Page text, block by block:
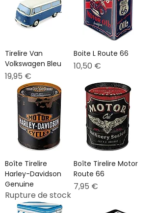
Tirelire Van
Volkswagen Bleu
Prix
19,95 €
Boite L Route 66
Prix
10,50 €
Boîte Tirelire
Harley-Davidson
Genuine
Rupture de stock
Boîte Tirelire Motor
Route 66
Prix
7,95 €